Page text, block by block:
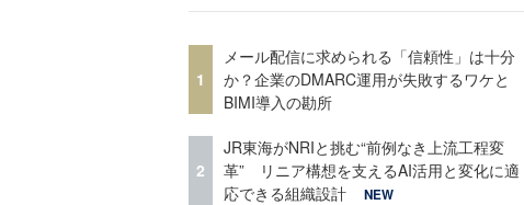
1
メール配信に求められる「信頼性」は十分
か？企業のDMARC運用が失敗するワケと
BIMI導入の勘所
2
JR東海がNRIと挑む“前例なき上流工程変
革” リニア構想を支えるAI活用と変化に適
応できる組織設計
NEW